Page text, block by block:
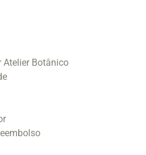
Atelier Botânico